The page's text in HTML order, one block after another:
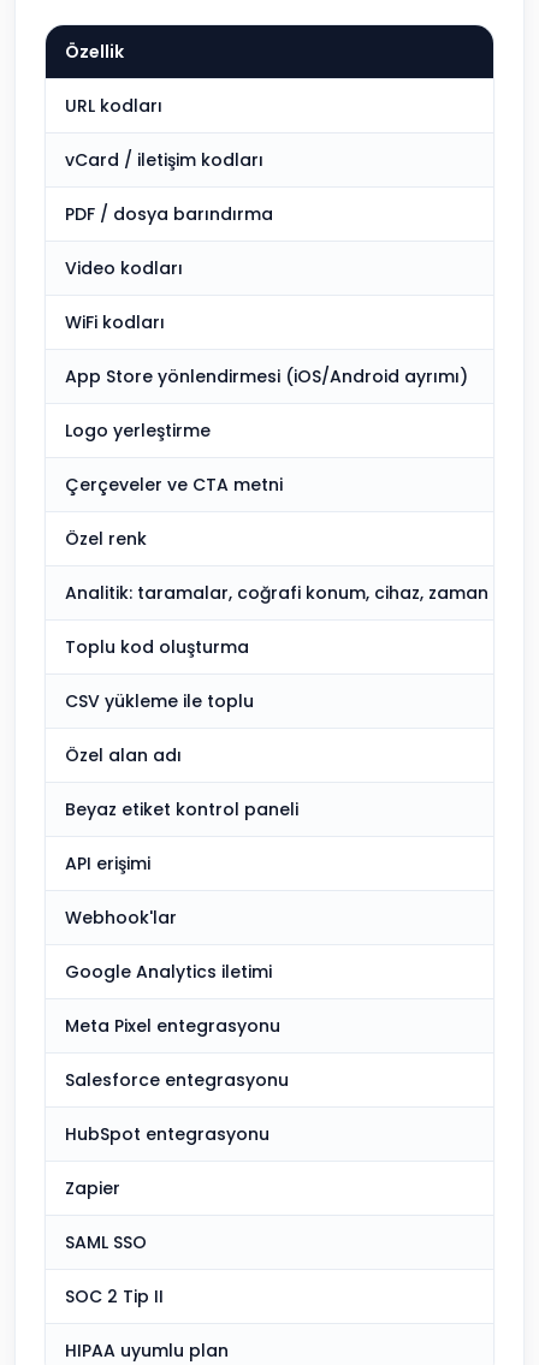
Özellik
URL kodları
vCard / iletişim kodları
PDF / dosya barındırma
Video kodları
WiFi kodları
App Store yönlendirmesi (iOS/Android ayrımı)
Logo yerleştirme
Çerçeveler ve CTA metni
Özel renk
Analitik: taramalar, coğrafi konum, cihaz, zaman
Toplu kod oluşturma
CSV yükleme ile toplu
Özel alan adı
Beyaz etiket kontrol paneli
API erişimi
Webhook'lar
Google Analytics iletimi
Meta Pixel entegrasyonu
Salesforce entegrasyonu
HubSpot entegrasyonu
Zapier
SAML SSO
SOC 2 Tip II
HIPAA uyumlu plan